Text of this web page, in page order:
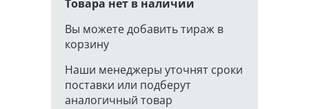
Товара нет в наличии
Вы можете добавить тираж в
корзину
Наши менеджеры уточнят сроки
поставки или подберут
аналогичный товар